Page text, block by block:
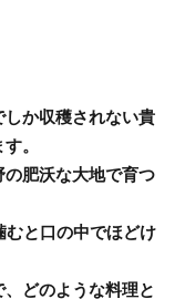
か収穫されない貴
。
肥沃な大地で育つ
むと口の中でほどけ
どのような料理と